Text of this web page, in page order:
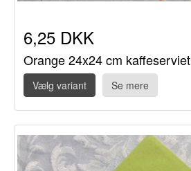
6,25 DKK
Orange 24x24 cm kaffeserviet
Vælg variant Se mere